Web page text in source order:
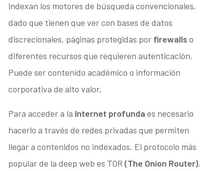
indexan los motores de búsqueda convencionales,
dado que tienen que ver con bases de datos
discrecionales, páginas protegidas por firewalls o
diferentes recursos que requieren autenticación.
Puede ser contenido académico o información
corporativa de alto valor.
Para acceder a la Internet profunda es necesario
hacerlo a través de redes privadas que permiten
llegar a contenidos no indexados. El protocolo más
popular de la deep web es TOR(The Onion Router),